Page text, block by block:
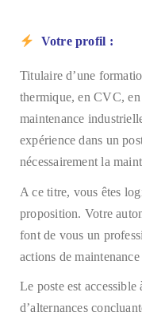
Votre profil :
Titulaire d’une
thermique, en CVC,
maintenance
expérience dans un
nécessairement la
A ce titre, vous êtes
proposition. Votre
font de vous un
actions de
Le poste est
d’alternances